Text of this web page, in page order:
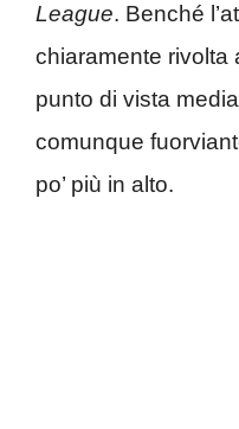
League. Benché
chiaramente rivolta
punto di vista
comunque
po’ più in alto.